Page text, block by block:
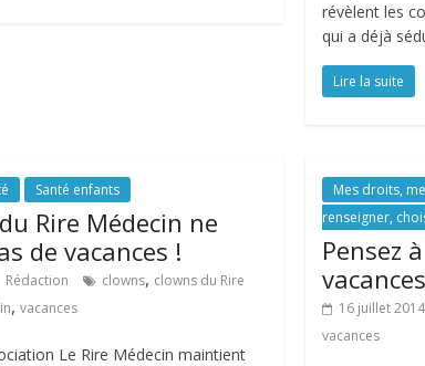
révèlent les
qui a déjà
Lire la suite
Santé enfants
Rire Médecin ne
de vacances !
Rédaction clowns, clowns du Rire
, vacances
Le Rire Médecin maintient
Mes droits,
renseigner,
Pensez
16 juillet 2014
vacances